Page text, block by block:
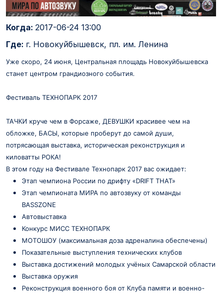
Когда: 2017-06-24 13:00
Где: г. Новокуйбышевск, пл. им. Ленина
Уже скоро, 24 июня, Центральная площадь Новокуйбышевска
станет центром грандиозного события.
Фестиваль ТЕХНОПАРК 2017
ТАЧКИ круче чем в Форсаже, ДЕВУШКИ красивее чем на
обложке, БАСЫ, которые проберут до самой души,
потрясающая выставка, историческая реконструкция и
киловатты РОКА!
В этом году на Фестивале Технопарк 2017 вас ожидает:
Этап чемпиона России по дрифту «DRIFT THAT»
Этап чемпионата МИРА по автозвуку от команды
BASSZONE
Автовыставка
Конкурс МИСС ТЕХНОПАРК
МОТОШОУ (максимальная доза адреналина обеспечены)
Показательные выступления технических клубов
Выставка достижений молодых учёных Самарской области
Выставка оружия
Реконструкция военного боя от Клуба памяти и военно-